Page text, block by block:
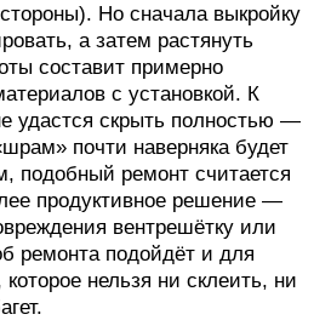
Но сначала выкройку
а затем растянуть
составит примерно
с установкой. К
удастся скрыть полностью —
почти наверняка будет
подобный ремонт считается
продуктивное решение —
вентрешётку или
ремонта подойдёт и для
нельзя ни склеить, ни